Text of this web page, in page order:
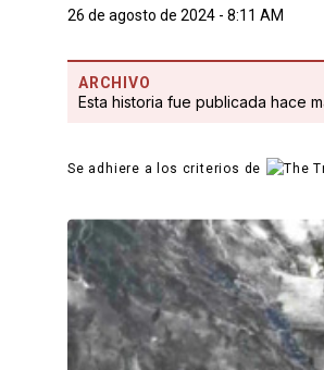
26 de agosto de 2024 - 8:11 AM
ARCHIVO
Esta historia fue publicada hace
Se adhiere a los criterios de